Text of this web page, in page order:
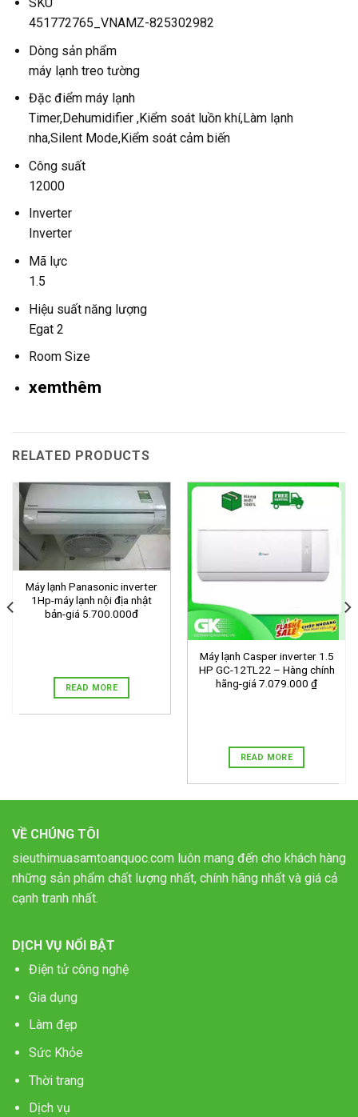
451772765_VNAMZ-825302982
Dòng sản phẩm
máy lạnh treo tường
Đặc điểm máy lạnh
Timer,Dehumidifier ,Kiểm soát luồn khí,Làm lạnh
nha,Silent Mode,Kiểm soát cảm biến
Công suất
12000
Inverter
Inverter
Mã lực
1.5
Hiệu suất năng lượng
Egat 2
Room Size
xemthêm
RELATED PRODUCTS
Máy lạnh Panasonic inverter
1Hp-máy lạnh nội địa nhật
bản-giá 5.700.000đ
READ MORE
Máy lạnh Casper inverter 1.5
HP GC-12TL22 – Hàng chính
hãng-giá 7.079.000 ₫
READ MORE
VỀ CHÚNG TÔI
sieuthimuasamtoanquoc.com luôn mang đến cho khách hàng
những sản phẩm chất lượng nhất, chính hãng nhất và giá cả
cạnh tranh nhất.
DỊCH VỤ NỔI BẬT
Điện tử công nghệ
Gia dụng
Làm đẹp
Sức Khỏe
Thời trang
Dịch vụ